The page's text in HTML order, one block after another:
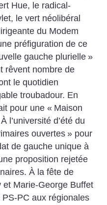
Hue, le radical-
le vert néolibéral
du Modem
préfiguration de ce
gauche plurielle »
rêvent nombre de
le quotidien
troubadour. En
pour une « Maison
l’université d’été du
ouvertes » pour
de gauche unique à
proposition rejetée
À la fête de
et Marie-George Buffet
PC aux régionales